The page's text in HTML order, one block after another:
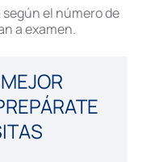
el número de
a examen.